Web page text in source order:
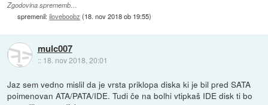
Zgodovina sprememb…
spremenil:iloveboobz (18. nov 2018 ob 19:55)
mulc007
:: 18. nov 2018, 20:01
Jaz sem vedno mislil da je vrsta priklopa diska ki je bil pred SATA
poimenovan ATA/PATA/IDE. Tudi če na bolhi vtipkaš IDE disk ti bo